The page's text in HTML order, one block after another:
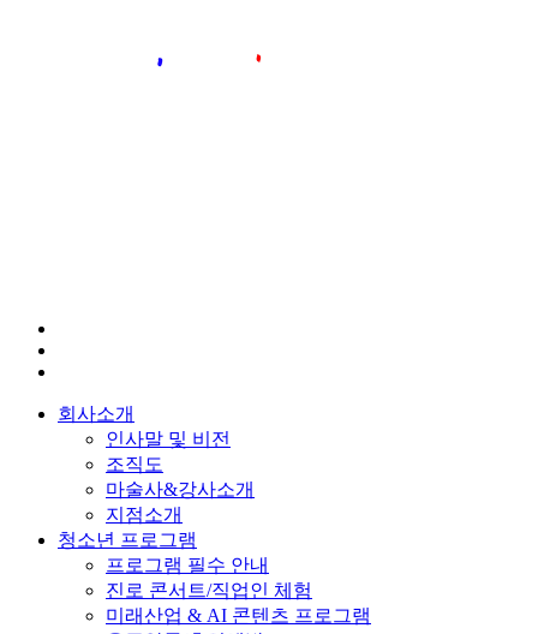
회사소개
인사말 및 비전
조직도
마술사&강사소개
지점소개
청소년 프로그램
프로그램 필수 안내
진로 콘서트/직업인 체험
미래산업 & AI 콘텐츠 프로그램